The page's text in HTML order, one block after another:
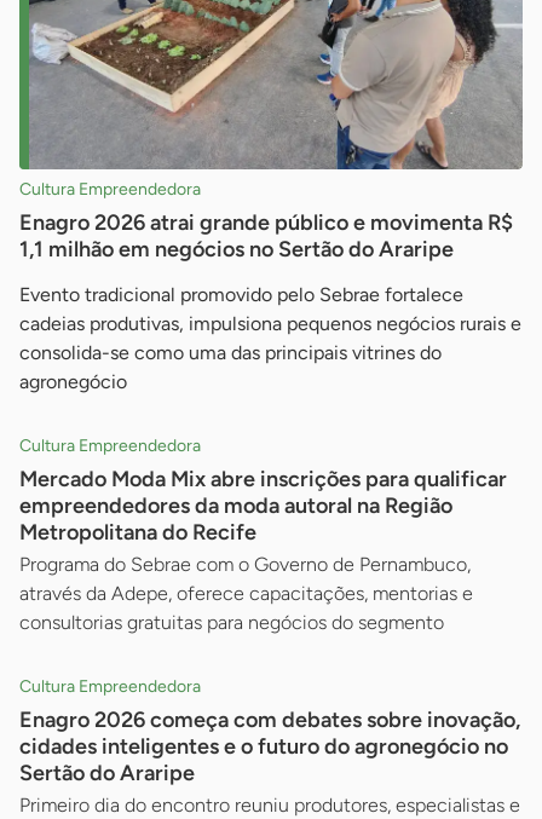
Cultura Empreendedora
Enagro 2026 atrai grande público e movimenta R$
1,1 milhão em negócios no Sertão do Araripe
Evento tradicional promovido pelo Sebrae fortalece
cadeias produtivas, impulsiona pequenos negócios rurais e
consolida-se como uma das principais vitrines do
agronegócio
Cultura Empreendedora
Mercado Moda Mix abre inscrições para qualificar
empreendedores da moda autoral na Região
Metropolitana do Recife
Programa do Sebrae com o Governo de Pernambuco,
através da Adepe, oferece capacitações, mentorias e
consultorias gratuitas para negócios do segmento
Cultura Empreendedora
Enagro 2026 começa com debates sobre inovação,
cidades inteligentes e o futuro do agronegócio no
Sertão do Araripe
Primeiro dia do encontro reuniu produtores, especialistas e